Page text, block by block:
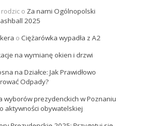
o Za nami Ogólnopolski
2025
o Ciężarówka wypadła z A2
na wymianę okien i drzwi
na Działce: Jak Prawidłowo
Odpady?
wyborów prezydenckich w Poznaniu
aktywności obywatelskiej